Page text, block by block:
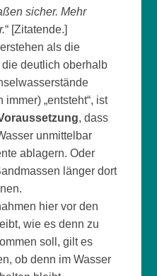
sicher. Mehr
“ [Zitatende.]
als die
deutlich oberhalb
„entsteht“, ist
, dass
unmittelbar
ablagern. Oder
länger dort
hier vor den
wie es denn zu
soll, gilt es
ob denn im Wasser